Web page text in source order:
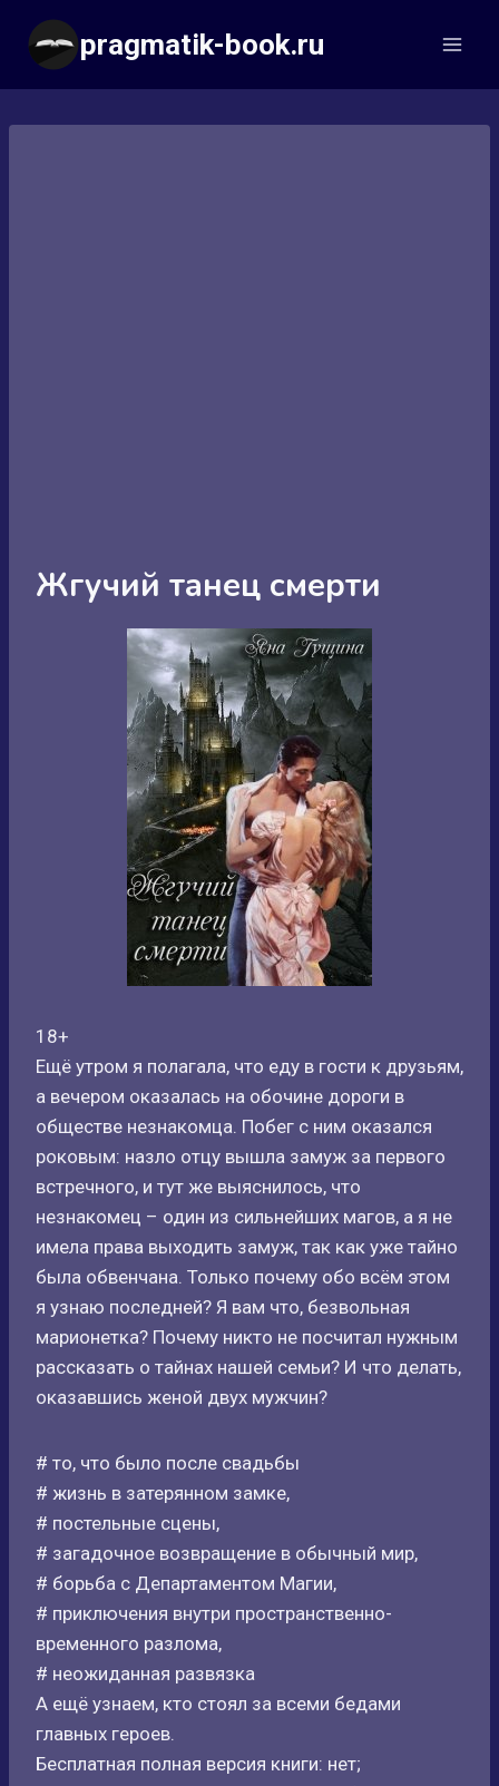
Перейти
содержимому
pragmatik-book.ru
Жгучий танец смерти
18+
Ещё утром я полагала, что еду в гости к друзьям,
а вечером оказалась на обочине дороги в
обществе незнакомца. Побег с ним оказался
роковым: назло отцу вышла замуж за первого
встречного, и тут же выяснилось, что
незнакомец – один из сильнейших магов, а я не
имела права выходить замуж, так как уже тайно
была обвенчана. Только почему обо всём этом
я узнаю последней? Я вам что, безвольная
марионетка? Почему никто не посчитал нужным
рассказать о тайнах нашей семьи? И что делать,
оказавшись женой двух мужчин?
# то, что было после свадьбы
# жизнь в затерянном замке,
# постельные сцены,
# загадочное возвращение в обычный мир,
# борьба с Департаментом Магии,
# приключения внутри пространственно-
временного разлома,
# неожиданная развязка
А ещё узнаем, кто стоял за всеми бедами
главных героев.
Бесплатная полная версия книги: нет;